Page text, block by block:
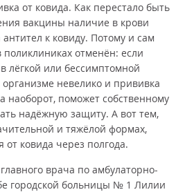
от ковида. Как перестало быть
вакцины наличие в крови
к ковиду. Потому и сам
отменён: если
лёгкой или бессимптомной
невелико и прививка
наоборот, поможет собственному
надёжную защиту. А вот тем,
и тяжёлой формах,
ковида через полгода.
врача по амбулаторно-
городской больницы № 1 Лилии